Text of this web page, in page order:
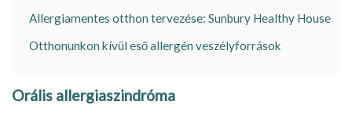
Allergiamentes otthon tervezése: Sunbury Healthy House
Otthonunkon kívül eső allergén veszélyforrások
Orális allergiaszindróma